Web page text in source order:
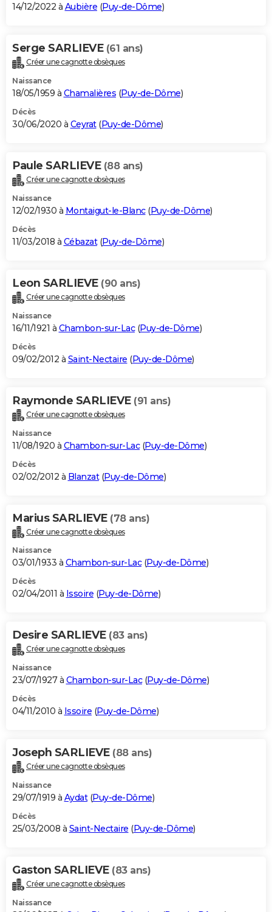
14/12/2022 à Aubière (Puy-de-Dôme)
Serge SARLIEVE (61 ans)
Créer une cagnotte obsèques
Naissance
18/05/1959 à Chamalières (Puy-de-Dôme)
Décès
30/06/2020 à Ceyrat(Puy-de-Dôme)
Paule SARLIEVE (88 ans)
Créer une cagnotte obsèques
Naissance
12/02/1930 à Montaigut-le-Blanc(Puy-de-Dôme)
Décès
11/03/2018 à Cébazat(Puy-de-Dôme)
Leon SARLIEVE (90 ans)
Créer une cagnotte obsèques
Naissance
16/11/1921 à Chambon-sur-Lac(Puy-de-Dôme)
Décès
09/02/2012 à Saint-Nectaire (Puy-de-Dôme)
Raymonde SARLIEVE (91 ans)
Créer une cagnotte obsèques
Naissance
11/08/1920 à Chambon-sur-Lac(Puy-de-Dôme)
Décès
02/02/2012 à Blanzat(Puy-de-Dôme)
Marius SARLIEVE (78 ans)
Créer une cagnotte obsèques
Naissance
03/01/1933 à Chambon-sur-Lac(Puy-de-Dôme)
Décès
02/04/2011 à Issoire (Puy-de-Dôme)
Desire SARLIEVE (83 ans)
Créer une cagnotte obsèques
Naissance
23/07/1927 à Chambon-sur-Lac(Puy-de-Dôme)
Décès
04/11/2010 à Issoire (Puy-de-Dôme)
Joseph SARLIEVE (88 ans)
Créer une cagnotte obsèques
Naissance
29/07/1919 à Aydat(Puy-de-Dôme)
Décès
25/03/2008 à Saint-Nectaire (Puy-de-Dôme)
Gaston SARLIEVE (83 ans)
Créer une cagnotte obsèques
Naissance